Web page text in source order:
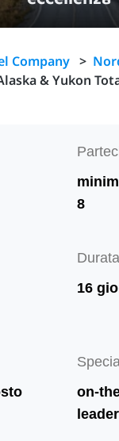
Company >
& Yukon
8
Durata
16
on-